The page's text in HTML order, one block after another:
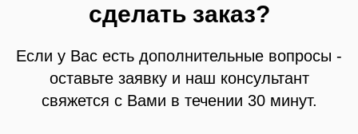
сделать заказ?
Если у Вас есть дополнительные вопросы -
оставьте заявку и наш консультант
свяжется с Вами в течении 30 минут.